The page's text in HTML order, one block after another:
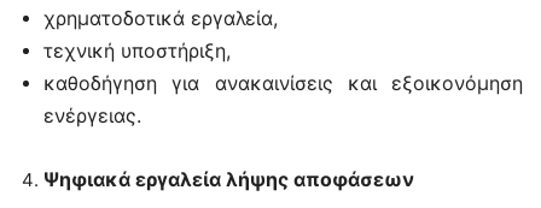
χρηματοδοτικά εργαλεία,
τεχνική υποστήριξη,
καθοδήγηση για ανακαινίσεις και εξοικονόμηση
ενέργειας.
Ψηφιακά εργαλεία λήψης αποφάσεων